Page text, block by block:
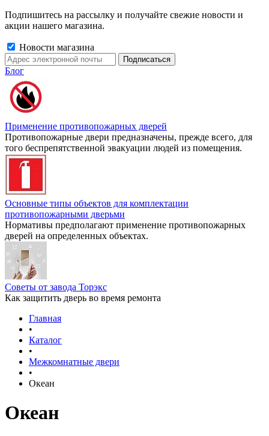
Подпишитесь на рассылку и получайте свежие новости и
акции нашего магазина.
Новости магазина
Блог
Применение противопожарных дверей
Противопожарные двери предназначены, прежде всего, для
того беспрепятственной эвакуации людей из помещения.
Основные типы объектов для комплектации
противопожарными дверьми
Нормативы предполагают применение противопожарных
дверей на определенных объектах.
Советы от завода Торэкс
Как защитить дверь во время ремонта
Главная
•
Каталог
•
Межкомнатные двери
•
Океан
Океан